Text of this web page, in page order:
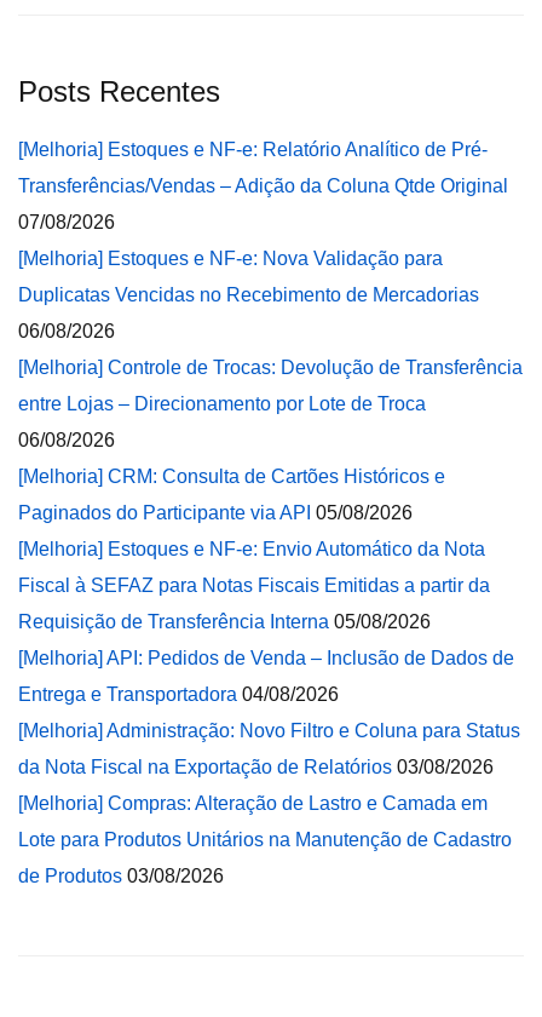
Posts Recentes
[Melhoria] Estoques e NF-e: Relatório Analítico de Pré-
Transferências/Vendas – Adição da Coluna Qtde Original
07/08/2026
[Melhoria] Estoques e NF-e: Nova Validação para
Duplicatas Vencidas no Recebimento de Mercadorias
06/08/2026
[Melhoria] Controle de Trocas: Devolução de Transferência
entre Lojas – Direcionamento por Lote de Troca
06/08/2026
[Melhoria] CRM: Consulta de Cartões Históricos e
Paginados do Participante via API 05/08/2026
[Melhoria] Estoques e NF-e: Envio Automático da Nota
Fiscal à SEFAZ para Notas Fiscais Emitidas a partir da
Requisição de Transferência Interna 05/08/2026
[Melhoria] API: Pedidos de Venda – Inclusão de Dados de
Entrega e Transportadora 04/08/2026
[Melhoria] Administração: Novo Filtro e Coluna para Status
da Nota Fiscal na Exportação de Relatórios 03/08/2026
[Melhoria] Compras: Alteração de Lastro e Camada em
Lote para Produtos Unitários na Manutenção de Cadastro
de Produtos 03/08/2026